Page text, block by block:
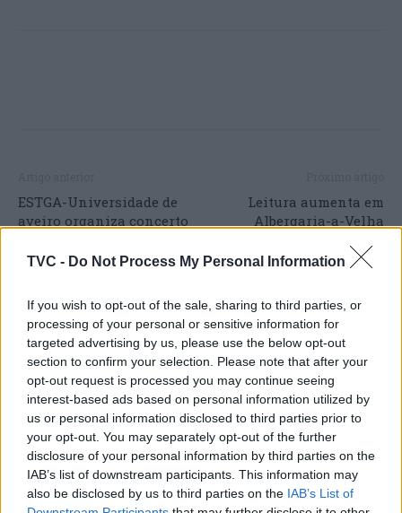
TVC - Do Not Process My Personal Information
If you wish to opt-out of the sale, sharing to third parties, or
processing of your personal or sensitive information for
targeted advertising by us, please use the below opt-out
section to confirm your selection. Please note that after your
opt-out request is processed you may continue seeing
interest-based ads based on personal information utilized by
us or personal information disclosed to third parties prior to
your opt-out. You may separately opt-out of the further
disclosure of your personal information by third parties on the
IAB’s list of downstream participants. This information may
also be disclosed by us to third parties on the IAB’s List of
ESTGA-Universidade de
aveiro organiza concerto
Portuguesa contra o
Leitura aumenta em
Albergaria-a-Velha
ARTIGOS RELACIONADOSMAIS DO AUTOR